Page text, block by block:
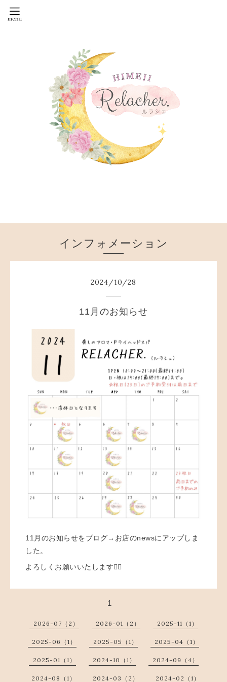
インフォメーション
2024/10/28
11月のお知らせ
11月のお知らせをブログ→お店のnewsにアップしま
した。
よろしくお願いいたします🙇‍♀️
1
2026-07（2） 2026-01（2） 2025-11（1）
2025-06（1） 2025-05（1） 2025-04（1）
2025-01（1） 2024-10（1） 2024-09（4）
2024-08（1） 2024-03（2） 2024-02（1）